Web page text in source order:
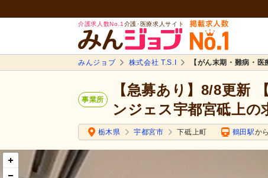
介護求人数No.1 介護･医療求人サイト
みんジョブ 株式会社 T.S.I 【がん末期・難病・
事業所
【急募あり】8/8更新
ンジェス宇都宮砥上の
栃木県 宇都宮市 下砥上町 鶴田駅か